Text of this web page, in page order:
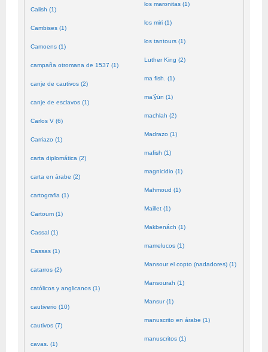
Calish (1)
Cambises (1)
Camoens (1)
campaña otromana de 1537 (1)
canje de cautivos (2)
canje de esclavos (1)
Carlos V (6)
Carriazo (1)
carta diplomática (2)
carta en árabe (2)
cartografia (1)
Cartoum (1)
Cassal (1)
Cassas (1)
catarros (2)
católicos y anglicanos (1)
cautiverio (10)
cautivos (7)
cavas. (1)
los maronitas (1)
los miri (1)
los tantours (1)
Luther King (2)
ma fish. (1)
ma’ŷūn (1)
machlah (2)
Madrazo (1)
mafish (1)
magnicidio (1)
Mahmoud (1)
Maillet (1)
Makbenách (1)
mamelucos (1)
Mansour el copto (nadadores) (1)
Mansourah (1)
Mansur (1)
manuscrito en árabe (1)
manuscritos (1)